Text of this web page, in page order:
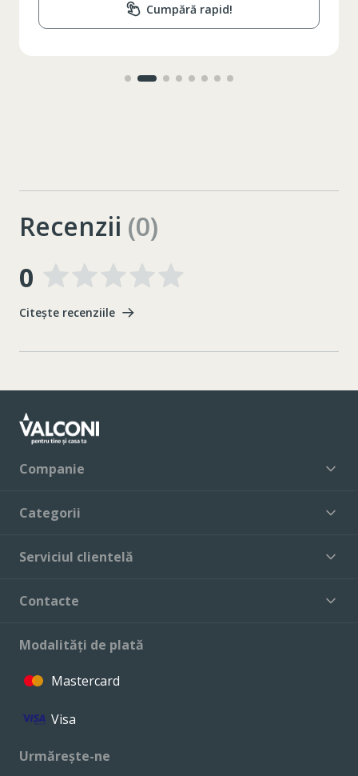
Cumpără rapid!
Recenzii (0)
0
Citește recenziile
Companie
Categorii
Serviciul clientelă
Contacte
Modalități de plată
Mastercard
Visa
Urmărește-ne